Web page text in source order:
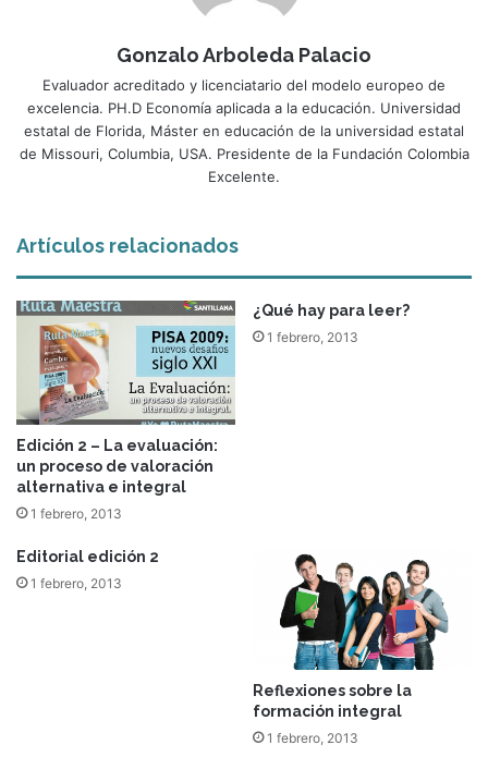
Gonzalo Arboleda Palacio
Evaluador acreditado y licenciatario del modelo europeo de
excelencia. PH.D Economía aplicada a la educación. Universidad
estatal de Florida, Máster en educación de la universidad estatal
de Missouri, Columbia, USA. Presidente de la Fundación Colombia
Excelente.
Artículos relacionados
Edición 2 – La evaluación:
un proceso de valoración
alternativa e integral
1 febrero, 2013
¿Qué hay para leer?
1 febrero, 2013
Editorial edición 2
1 febrero, 2013
Reflexiones sobre la
formación integral
1 febrero, 2013